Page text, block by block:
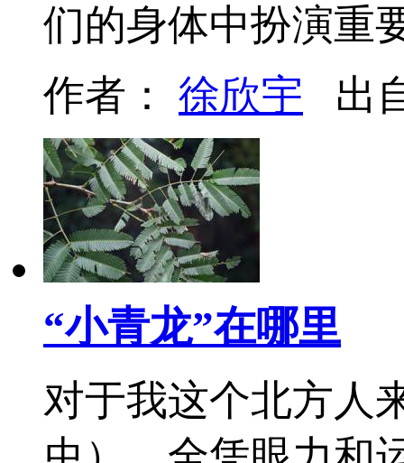
们的身体中扮演重
作者： 徐欣宇 出
“小青龙”在哪里
对于我这个北方人